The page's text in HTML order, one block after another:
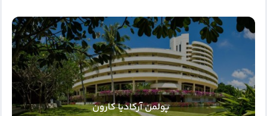
پولمن آرکادیا کارون